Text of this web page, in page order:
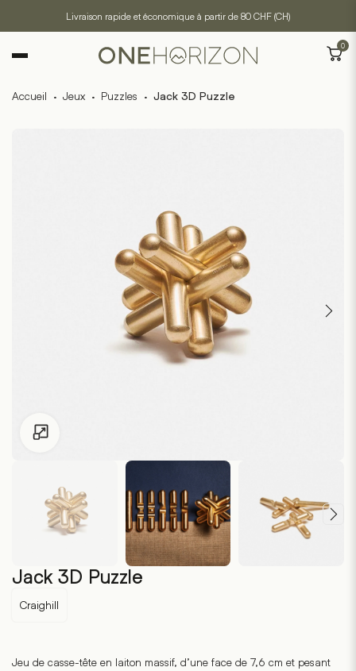
Livraison rapide et économique à partir de 80 CHF (CH)
0
Accueil · Jeux · Puzzles · Jack 3D Puzzle
Jack 3D Puzzle
Craighill
Jeu de casse-tête en laiton massif, d’une face de 7,6 cm et pesant